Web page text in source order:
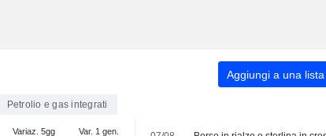
Aggiungi a una lista
Petrolio e gas integrati
Variaz. 5gg Var. 1 gen.